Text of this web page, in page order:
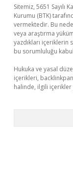
Sitemiz, 5651 Sayılı
Kurumu (BTK)
vermektedir. Bu
veya araştırma
yazdıkları
bu sorumluluğu
Hukuka ve yasal
içerikleri,
halinde, ilgili içerikler